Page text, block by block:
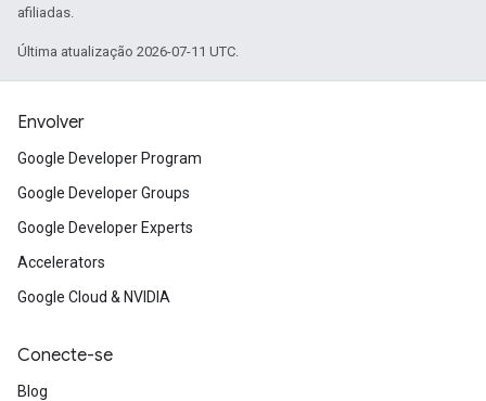
afiliadas.
Última atualização 2026-07-11 UTC.
Envolver
Google Developer Program
Google Developer Groups
Google Developer Experts
Accelerators
Google Cloud & NVIDIA
Conecte-se
Blog